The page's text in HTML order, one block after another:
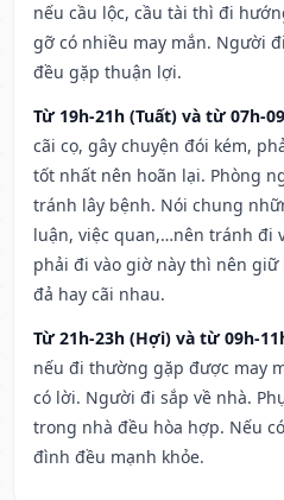
nếu cầu lộc, cầu tài thì đi
gỡ có nhiều may mắn. Người
đều gặp thuận lợi.
Từ 19h-21h (Tuất) và từ 07h-
cãi cọ, gây chuyện đói kém,
tốt nhất nên hoãn lại. Phòng
tránh lây bệnh. Nói chung
luận, việc quan,…nên tránh đi
phải đi vào giờ này thì nên giữ
đả hay cãi nhau.
Từ 21h-23h (Hợi) và từ 09h-
nếu đi thường gặp được may
có lời. Người đi sắp về nhà.
trong nhà đều hòa hợp. Nếu
đình đều mạnh khỏe.